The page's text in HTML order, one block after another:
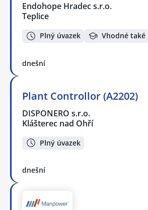
Endohope Hradec s.r.o.
Teplice
Plný úvazek Vhodné
dnešní
Plant Controllor (A2202)
DISPONERO s.r.o.
Klášterec nad Ohří
Plný úvazek
dnešní